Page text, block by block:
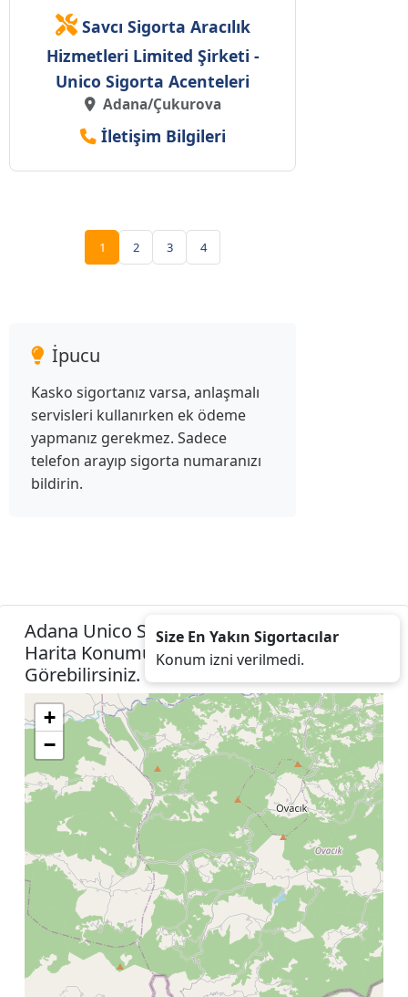
Savcı Sigorta Aracılık
Hizmetleri Limited Şirketi -
Unico Sigorta Acenteleri
Adana/Çukurova
İletişim Bilgileri
1 2 3 4
İpucu
Kasko sigortanız varsa, anlaşmalı
servisleri kullanırken ek ödeme
yapmanız gerekmez. Sadece
telefon arayıp sigorta numaranızı
bildirin.
Adana Unico Sigorta Acenteleri Listesini
Harita Konumunuza İzin Vererek
Görebilirsiniz.
+
−
Size En Yakın Sigortacılar
Konum izni verilmedi.